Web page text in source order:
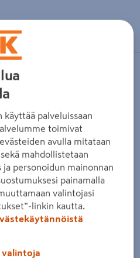
puuhaa, mutta
tekee puuhasta
lämpömittari on
on oma kannessa
joka näyttää laitteen sisällä
anna tarkempaa tietoa itse
palveluissaan
toimivat
avulla mitataan
mahdollistetaan
personoidun mainonnan
painamalla
valintojasi
linkin kautta.
valintoja